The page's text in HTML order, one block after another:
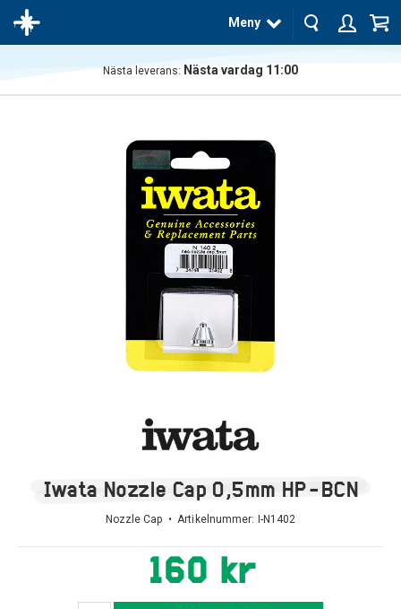
Meny
Nästa leverans: Nästa vardag 11:00
Iwata Nozzle Cap 0,5mm HP-BCN
Nozzle Cap • Artikelnummer: I-N1402
160 kr